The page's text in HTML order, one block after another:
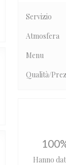
Servizio
Atmosfera
Menu
Qualità/
Hanno